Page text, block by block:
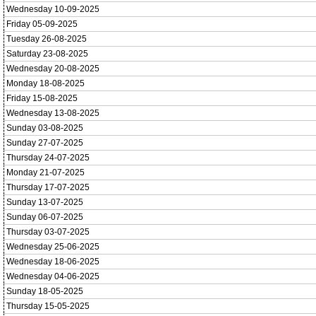
Wednesday 10-09-2025
Friday 05-09-2025
Tuesday 26-08-2025
Saturday 23-08-2025
Wednesday 20-08-2025
Monday 18-08-2025
Friday 15-08-2025
Wednesday 13-08-2025
Sunday 03-08-2025
Sunday 27-07-2025
Thursday 24-07-2025
Monday 21-07-2025
Thursday 17-07-2025
Sunday 13-07-2025
Sunday 06-07-2025
Thursday 03-07-2025
Wednesday 25-06-2025
Wednesday 18-06-2025
Wednesday 04-06-2025
Sunday 18-05-2025
Thursday 15-05-2025